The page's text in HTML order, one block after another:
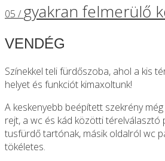
05 / gyakran felmerülő
VENDÉG
Színekkel teli fürdőszoba, ahol a kis
helyet és funkciót kimaxoltunk!
A keskenyebb beépített szekrény
rejt, a wc és kád közötti térelválasztó
tusfürdő tartónak, másik oldalról wc
tökéletes.